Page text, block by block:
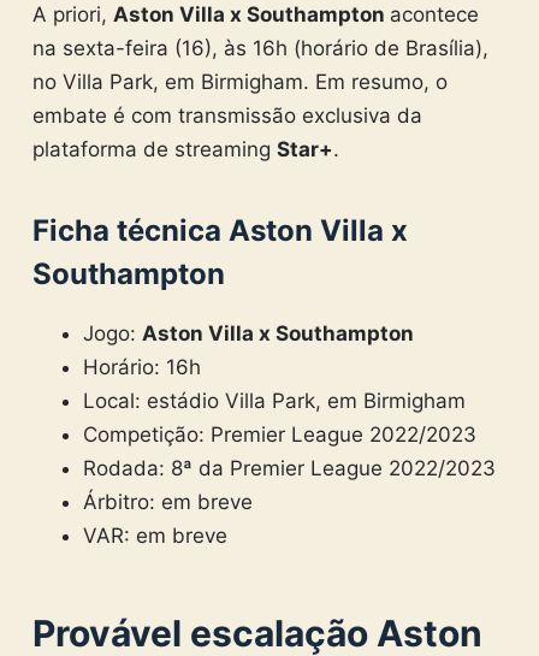
A priori, Aston Villa x Southampton acontece
na sexta-feira (16), às 16h (horário de Brasília),
no Villa Park, em Birmigham. Em resumo, o
embate é com transmissão exclusiva da
plataforma de streaming Star+.
Ficha técnica Aston Villa x
Southampton
Jogo: Aston Villa x Southampton
Horário: 16h
Local: estádio Villa Park, em Birmigham
Competição: Premier League 2022/2023
Rodada: 8ª da Premier League 2022/2023
Árbitro: em breve
VAR: em breve
Provável escalação Aston